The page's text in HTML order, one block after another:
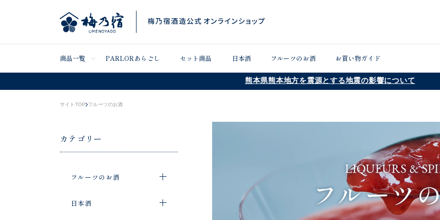
商品一覧 PARLORあらごし セット商品 日本酒 フルーツのお酒 お買い物ガイド
熊本県熊本地方を震源とする地震の影響について
サイトTOP フルーツのお酒
カテゴリー
フルーツのお酒
日本酒